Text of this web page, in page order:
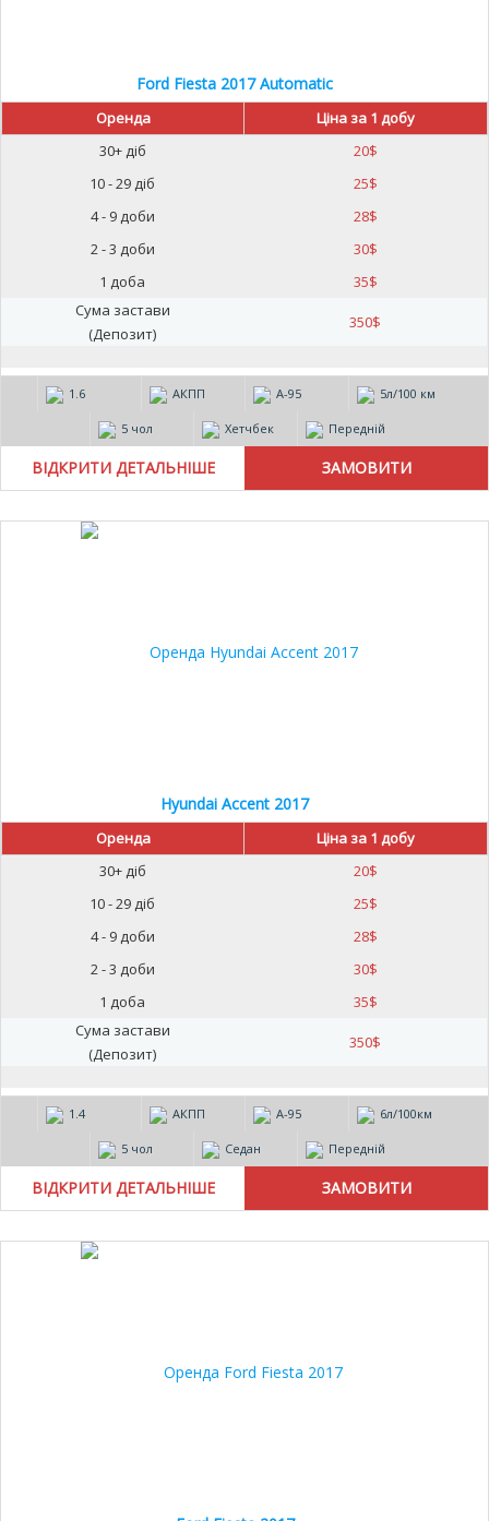
Ford Fiesta 2017 Automatic
Оренда
Ціна за 1 добу
30+ діб
20$
10 - 29 діб
25$
4 - 9 доби
28$
2 - 3 доби
30$
1 доба
35$
Сума застави
(Депозит)
350$
1.6 АКПП А-95 5л/100 км
5 чол Хетчбек Передній
ВІДКРИТИ ДЕТАЛЬНІШЕ
Hyundai Accent 2017
Оренда
Ціна за 1 добу
30+ діб
20$
10 - 29 діб
25$
4 - 9 доби
28$
2 - 3 доби
30$
1 доба
35$
Сума застави
(Депозит)
350$
1.4 АКПП А-95 6л/100км
5 чол Седан Передній
ВІДКРИТИ ДЕТАЛЬНІШЕ